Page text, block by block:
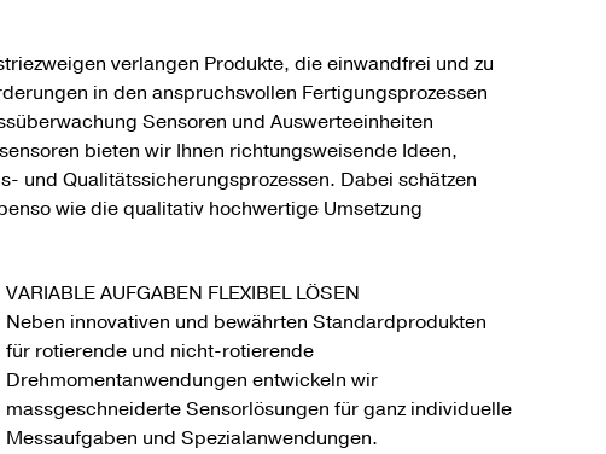
verlangen Produkte, die einwandfrei und zu
in den anspruchsvollen Fertigungsprozessen
Sensoren und Auswerteeinheiten
bieten wir Ihnen richtungsweisende Ideen,
und Qualitätssicherungsprozessen. Dabei schätzen
wie die qualitativ hochwertige Umsetzung
VARIABLE AUFGABEN FLEXIBEL LÖSEN
Neben innovativen und bewährten Standardprodukten
für rotierende und nicht-rotierende
Drehmomentanwendungen entwickeln wir
massgeschneiderte Sensorlösungen für ganz individuelle
Messaufgaben und Spezialanwendungen.